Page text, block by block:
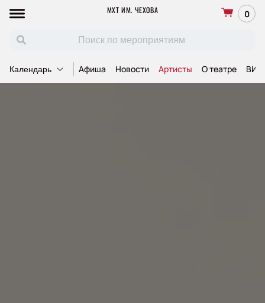
МХТ ИМ. ЧЕХОВА 0
Календарь Афиша Новости Артисты О театре ВИП